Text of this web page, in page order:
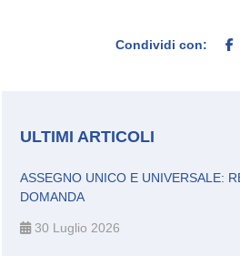
Condividi con:
ULTIMI ARTICOLI
ASSEGNO UNICO E UNIVERSALE:
DOMANDA
30 Luglio 2026